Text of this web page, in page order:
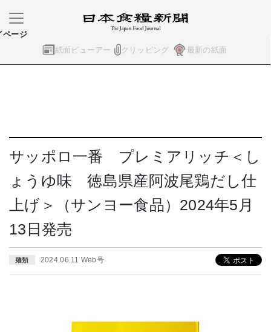
紙面ビューアー クリッピング 最新の紙面
ページ
サッポロ一番 プレミアリッチ＜し
ょうゆ味 徳島県産阿波尾鶏だし仕
上げ＞（サンヨー食品）2024年5月
13日発売
麺類 2024.06.11 Web号